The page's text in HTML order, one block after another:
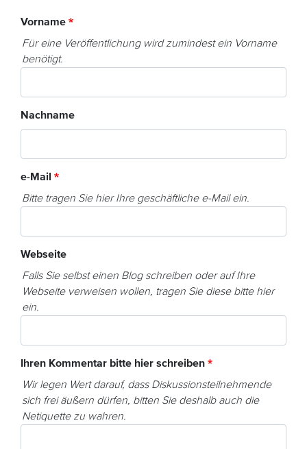
Vorname
Für eine Veröffentlichung wird zumindest ein Vorname
benötigt.
Nachname
e-Mail
Bitte tragen Sie hier Ihre geschäftliche e-Mail ein.
Webseite
Falls Sie selbst einen Blog schreiben oder auf Ihre
Webseite verweisen wollen, tragen Sie diese bitte hier
ein.
Ihren Kommentar bitte hier schreiben
Wir legen Wert darauf, dass Diskussionsteilnehmende
sich frei äußern dürfen, bitten Sie deshalb auch die
Netiquette zu wahren.